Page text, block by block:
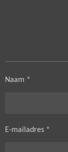
Naam *
E-mailadres *